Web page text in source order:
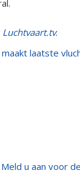
Luchtvaart.tv.
laatste
Meld u aan voor